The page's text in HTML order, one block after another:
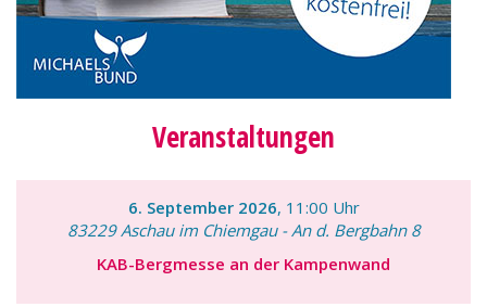
Veranstaltungen
6. September 2026, 11:00 Uhr
83229 Aschau im Chiemgau - An d. Bergbahn 8
KAB-Bergmesse an der Kampenwand